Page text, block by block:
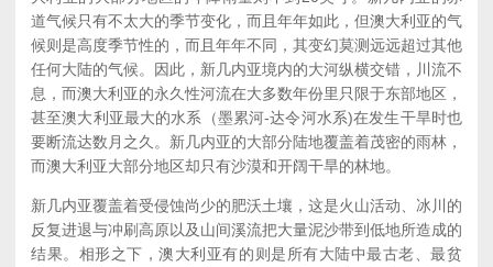
道气候只有不太大的季节变化，而且年年如此，但澳大利亚的气
候则是高度季节性的，而且年年不同，其变幻莫测远远超过其他
任何大陆的气候。因此，新几内亚境内的大河纵横交错，川流不
息，而澳大利亚的永久性河流在大多数年份里只限于东部地区，
甚至澳大利亚最大的水系（墨累河-达令河水系)在发生干旱时也
要断流达数月之久。新几内亚的大部分陆地覆盖着茂密的雨林，
而澳大利亚大部分地区却只有沙漠和开阔干旱的林地。
新几内亚覆盖着受侵蚀尚少的肥沃土壤，这是火山活动、冰川的
反复进退与冲刷高原以及山间溪流把大量泥沙带到低地所造成的
结果。相形之下，澳大利亚有的则是所有大陆中最古老、最贫